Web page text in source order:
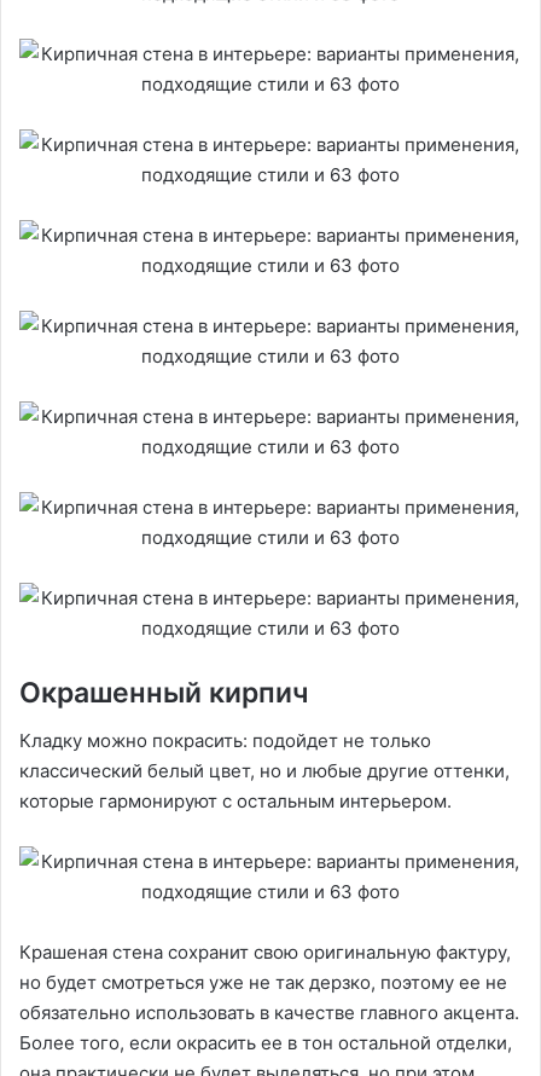
Окрашенный кирпич
Кладку можно покрасить: подойдет не только
классический белый цвет, но и любые другие оттенки,
которые гармонируют с остальным интерьером.
Крашеная стена сохранит свою оригинальную фактуру,
но будет смотреться уже не так дерзко, поэтому ее не
обязательно использовать в качестве главного акцента.
Более того, если окрасить ее в тон остальной отделки,